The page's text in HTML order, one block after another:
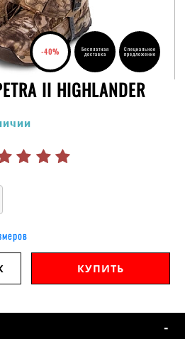
-40% Бесплатная
доставка
Специальное
предложение
II HIGHLANDER
КУПИТЬ